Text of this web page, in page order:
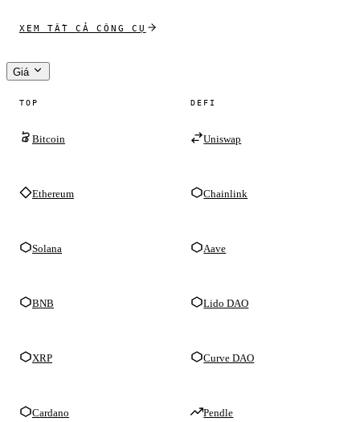
XEM TẤT CẢ CÔNG CỤ
Giá
TOP
Bitcoin
Ethereum
Solana
BNB
XRP
Cardano
DEFI
Uniswap
Chainlink
Aave
Lido DAO
Curve DAO
Pendle